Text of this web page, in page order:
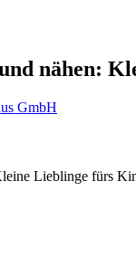
nähen:
GmbH